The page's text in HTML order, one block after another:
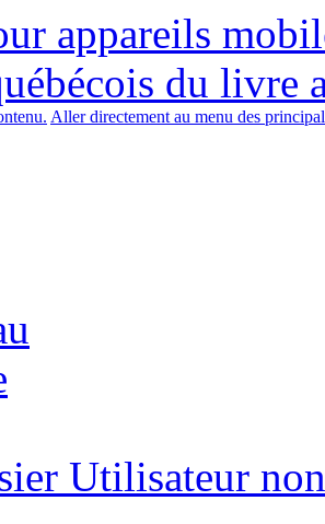
appareils
du livre
Aller directement au menu des
Utilisateur